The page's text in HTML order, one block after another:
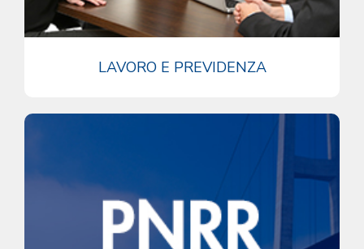
LAVORO E PREVIDENZA